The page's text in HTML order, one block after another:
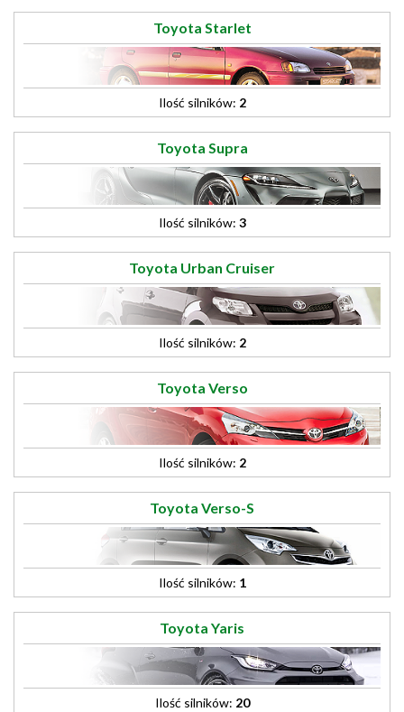
Toyota Starlet
Ilość silników: 2
Toyota Supra
Ilość silników: 3
Toyota Urban Cruiser
Ilość silników: 2
Toyota Verso
Ilość silników: 2
Toyota Verso-S
Ilość silników: 1
Toyota Yaris
Ilość silników: 20